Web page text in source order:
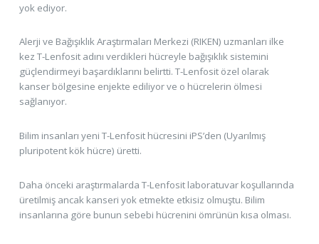
yok ediyor.
Alerji ve Bağışıklık Araştırmaları Merkezi (RIKEN) uzmanları ilke
kez T-Lenfosit adını verdikleri hücreyle bağışıklık sistemini
güçlendirmeyi başardıklarını belirtti. T-Lenfosit özel olarak
kanser bölgesine enjekte ediliyor ve o hücrelerin ölmesi
sağlanıyor.
Bilim insanları yeni T-Lenfosit hücresini iPS’den (Uyarılmış
pluripotent kök hücre) üretti.
Daha önceki araştırmalarda T-Lenfosit laboratuvar koşullarında
üretilmiş ancak kanseri yok etmekte etkisiz olmuştu. Bilim
insanlarına göre bunun sebebi hücrenini ömrünün kısa olması.